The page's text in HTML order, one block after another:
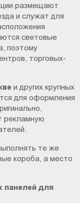
размещают
и служат для
световые
поэтому
торговых-
и других крупных
для оформления
рекламную
те же
короба, а место
панелей для